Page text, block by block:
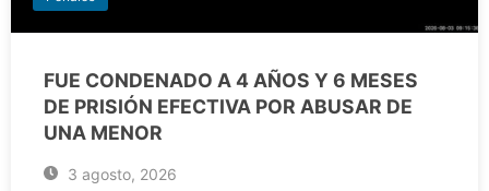
FUE CONDENADO A 4 AÑOS Y 6 MESES
DE PRISIÓN EFECTIVA POR ABUSAR DE
UNA MENOR
3 agosto, 2026